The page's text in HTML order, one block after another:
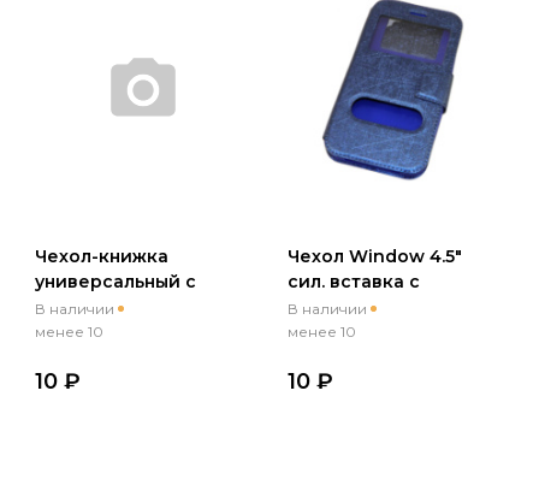
Чехол-книжка
универсальный с
принтом 4.5-5.0 (01)
Picture
В наличии
менее 10
10 ₽
Чехол Window 4.5"
сил. вставка с
имитацией царапин,
синий
В наличии
менее 10
10 ₽